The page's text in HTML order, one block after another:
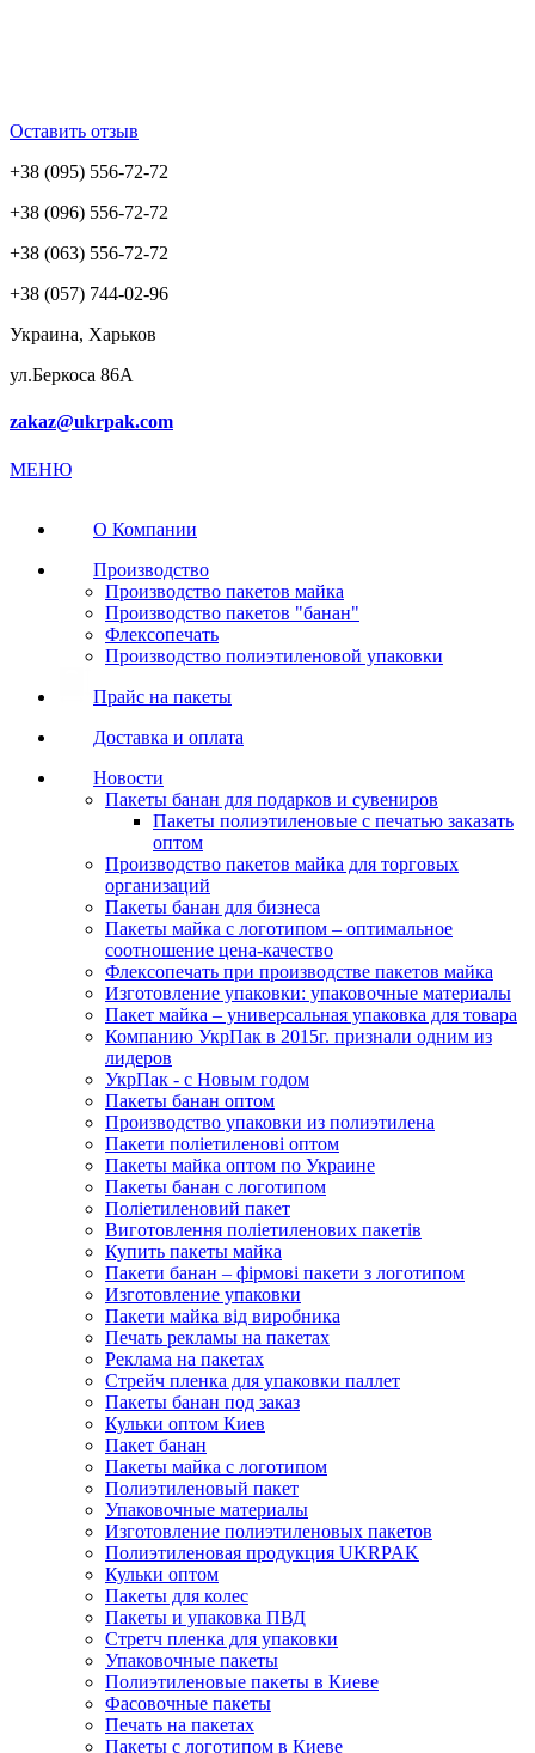
Оставить отзыв
+38 (095) 556-72-72
+38 (096) 556-72-72
+38 (063) 556-72-72
+38 (057) 744-02-96
Украина, Харьков
ул.Беркоса 86А
zakaz@ukrpak.com
МЕНЮ
О Компании
Производство
Производство пакетов майка
Производство пакетов "банан"
Флексопечать
Производство полиэтиленовой упаковки
Прайс на пакеты
Доставка и оплата
Новости
Пакеты банан для подарков и сувениров
Пакеты полиэтиленовые с печатью заказать
оптом
Производство пакетов майка для торговых
организаций
Пакеты банан для бизнеса
Пакеты майка с логотипом – оптимальное
соотношение цена-качество
Флексопечать при производстве пакетов майка
Изготовление упаковки: упаковочные материалы
Пакет майка – универсальная упаковка для товара
Компанию УкрПак в 2015г. признали одним из
лидеров
УкрПак - с Новым годом
Пакеты банан оптом
Производство упаковки из полиэтилена
Пакети поліетиленові оптом
Пакеты майка оптом по Украине
Пакеты банан с логотипом
Поліетиленовий пакет
Виготовлення поліетиленових пакетів
Купить пакеты майка
Пакети банан – фірмові пакети з логотипом
Изготовление упаковки
Пакети майка від виробника
Печать рекламы на пакетах
Реклама на пакетах
Стрейч пленка для упаковки паллет
Пакеты банан под заказ
Кульки оптом Киев
Пакет банан
Пакеты майка с логотипом
Полиэтиленовый пакет
Упаковочные материалы
Изготовление полиэтиленовых пакетов
Полиэтиленовая продукция UKRPAK
Кульки оптом
Пакеты для колес
Пакеты и упаковка ПВД
Стретч пленка для упаковки
Упаковочные пакеты
Полиэтиленовые пакеты в Киеве
Фасовочные пакеты
Печать на пакетах
Пакеты с логотипом в Киеве